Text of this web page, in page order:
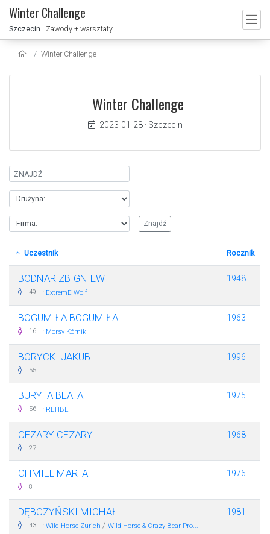
Winter Challenge
Szczecin · Zawody + warsztaty
Winter Challenge
Winter Challenge
2023-01-28· Szczecin
Uczestnik Rocznik
BODNAR ZBIGNIEW
49 · ExtremE Wolf
1948
BOGUMIŁA BOGUMIŁA
16 · Morsy Kórnik
1963
BORYCKI JAKUB
55
1996
BURYTA BEATA
56 · REHBET
1975
CEZARY CEZARY
27
1968
CHMIEL MARTA
8
1976
DĘBCZYŃSKI MICHAŁ
43 · Wild Horse Zurich / Wild Horse & Crazy Bear Pro...
1981